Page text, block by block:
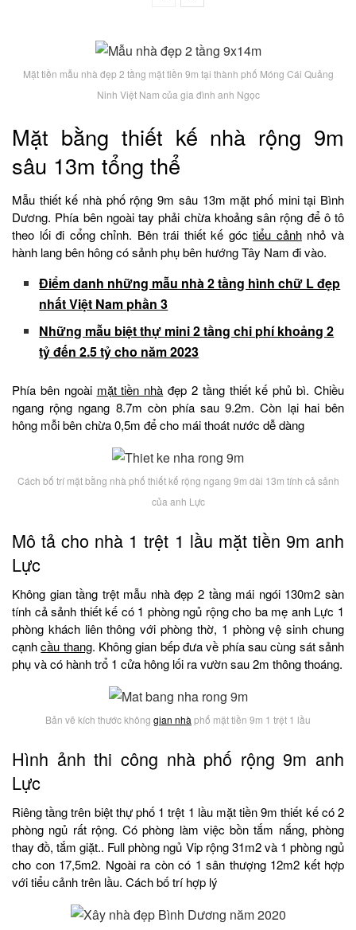
Mặt tiền mẫu nhà đẹp 2 tầng mặt tiền 9m tại thành phố Móng Cái Quảng
Ninh Việt Nam của gia đình anh Ngọc
Mặt bằng thiết kế nhà rộng 9m
sâu 13m tổng thể
Mẫu thiết kế nhà phố rộng 9m sâu 13m mặt phố mini tại Bình
Dương. Phía bên ngoài tay phải chừa khoảng sân rộng để ô tô
theo lối đi cổng chỉnh. Bên trái thiết kế góctiểu cảnhnhỏ và
hành lang bên hông có sảnh phụ bên hướng Tây Nam đi vào.
Điểm danh những mẫu nhà 2 tầng hình chữ L đẹp
nhất Việt Nam phần 3
Những mẫu biệt thự mini 2 tầng chi phí khoảng 2
tỷ đến 2.5 tỷ cho năm 2023
Phía bên ngoài mặt tiền nhà đẹp 2 tầng thiết kế phủ bì. Chiều
ngang rộng ngang 8.7m còn phía sau 9.2m. Còn lại hai bên
hông mỗi bên chừa 0,5m để cho mái thoát nước dễ dàng
Cách bố trí mặt bằng nhà phố thiết kế rộng ngang 9m dài 13m tính cả sảnh
của anh Lực
Mô tả cho nhà 1 trệt 1 lầu mặt tiền 9m anh
Lực
Không gian tầng trệt mẫu nhà đẹp 2 tầng mái ngói 130m2 sàn
tính cả sảnh thiết kế có 1 phòng ngủ rộng cho ba mẹ anh Lực 1
phòng khách liên thông với phòng thờ, 1 phòng vệ sinh chung
cạnhcầu thang. Không gian bếp đưa về phía sau cùng sát sảnh
phụ và có hành trổ 1 cửa hông lối ra vườn sau 2m thông thoáng.
Bản vẽ kích thước không gian nhà phố mặt tiền 9m 1 trệt 1 lầu
Hình ảnh thi công nhà phố rộng 9m anh
Lực
Riêng tầng trên biệt thự phố 1 trệt 1 lầu mặt tiền 9m thiết kế có 2
phòng ngủ rất rộng. Có phòng làm việc bồn tắm nắng, phòng
thay đồ, tắm giặt.. Full phòng ngủ Vip rộng 31m2 và 1 phòng ngủ
cho con 17,5m2. Ngoài ra còn có 1 sân thượng 12m2 kết hợp
với tiểu cảnh trên lầu. Cách bố trí hợp lý